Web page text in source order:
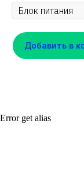
Добавить в
Error get alias